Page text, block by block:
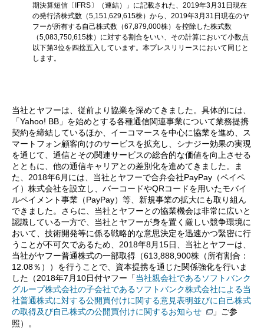
期決算短信〔IFRS〕（連結）」に記載された、2019年3月31日現在
の発行済株式数（5,151,629,615株）から、2019年3月31日現在のヤ
フーが所有する自己株式数（67,879,000株）を控除した株式数
（5,083,750,615株）に対する割合をいい、その計算において小数点
以下第3位を四捨五入しています。本プレスリリースにおいて同じと
します。
当社とヤフーは、従前より協業を深めてきました。具体的には、
「Yahoo! BB」を始めとする各種通信関連事業について業務提携
契約を締結しているほか、イーコマースを中心に協業を進め、ス
マートフォン顧客向けのサービスを拡充し、シナジー効果の実現
を通じて、通信とその関連サービスの総合的な価値を向上させる
とともに、他の通信キャリアとの差別化を進めてきました。ま
た、2018年6月には、当社とヤフーで合弁会社PayPay（ペイペ
イ）株式会社を設立し、バーコードやQRコードを用いたモバイ
ルペイメント事業（PayPay）等、新規事業の拡大にも取り組ん
できました。さらに、当社とヤフーとの協業機会は非常に広いと
認識している一方で、当社とヤフーが身を置く厳しい競争環境に
おいて、技術開発等に係る戦略的な意思決定を迅速かつ緊密に行
うことが不可欠であるため、2018年8月15日、当社とヤフーは、
当社がヤフー普通株式の一部取得（613,888,900株（所有割合：
12.08％））を行うことで、資本提携を通じた関係強化を行いま
した（2018年7月10日付ヤフー「当社親会社であるソフトバンク
グループ株式会社の子会社であるソフトバンク株式会社による当
社普通株式に対する公開買付けに関する意見表明並びに自己株式
の取得及び自己株式の公開買付けに関するお知らせ
」ご参
照）。